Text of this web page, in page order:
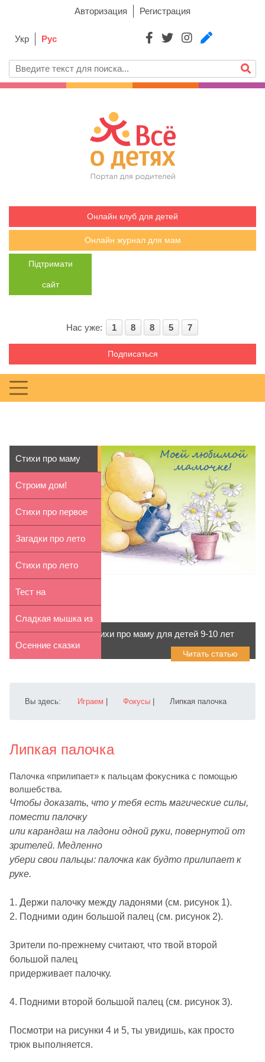
Авторизация Регистрация
Укр Рус
Онлайн клуб для детей
Онлайн журнал для мам
Підтримати
сайт
Нас уже: 1 8 8 5 7
Подписаться
Стихи про маму
для детей 9-10 лет
Строим дом!
Стихи про первое
сентября для д...
Загадки про лето
для детей 7-8 лет
Стихи про лето
для детей 9-10 лет
Тест на
сообразительность
Сладкая мышка из
творожной массы
Осенние сказки
Стихи про маму для детей 9-10 лет
Читать статью
Вы здесь: Играем Фокусы Липкая палочка
Липкая палочка
Палочка «прилипает» к пальцам фокусника с помощью
волшебства.
Чтобы доказать, что у тебя есть магические силы,
помести палочку
или карандаш на ладони одной руки, повернутой от
зрителей. Медленно
убери свои пальцы: палочка как будто прилипает к
руке.
1. Держи палочку между ладонями (см. рисунок 1).
2. Подними один большой палец (см. рисунок 2).
Зрители по-прежнему считают, что твой второй
большой палец
придерживает палочку.
4. Подними второй большой палец (см. рисунок 3).
Посмотри на рисунки 4 и 5, ты увидишь, как просто
трюк выполняется.